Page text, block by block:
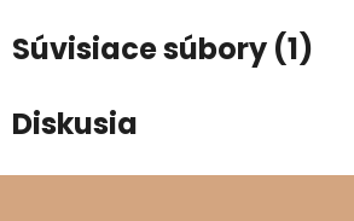
Súvisiace súbory (1)
Diskusia